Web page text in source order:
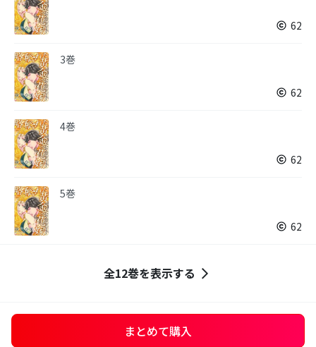
62
3巻
62
4巻
62
5巻
62
全12巻を表示する
まとめて購入